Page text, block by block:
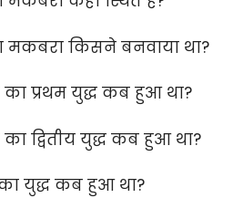
मकबरा किसने बनवाया था?
का प्रथम युद्ध कब हुआ था?
द्वितीय युद्ध कब हुआ था?
युद्ध कब हुआ था?